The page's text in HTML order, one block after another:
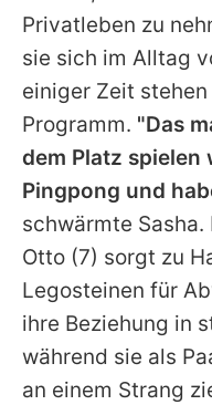
Privatleben zu
sie sich im Alltag
einiger Zeit
Programm. "Das
dem Platz spielen
Pingpong und
schwärmte Sasha.
Otto (7) sorgt zu
Legosteinen für
ihre Beziehung in
während sie als
an einem Strang